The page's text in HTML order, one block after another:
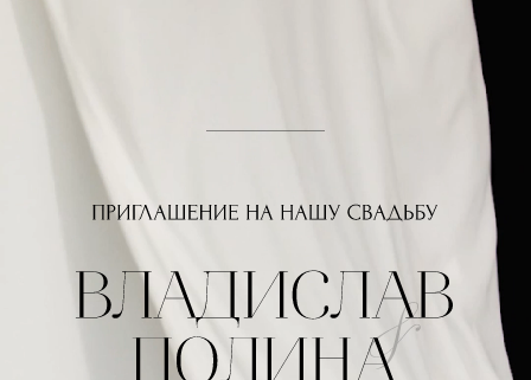
В нашей жизни предстоят
счастливые перемены! Мы
хотим, чтобы в этот день
рядом с нами были самые
близкие и дорогие для
нас люди. Будем рады